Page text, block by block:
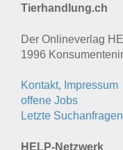
Tierhandlung.ch
Der Onlineverlag
1996
Kontakt, Impressum
offene Jobs
Letzte Suchanfragen
HELP-Netzwerk